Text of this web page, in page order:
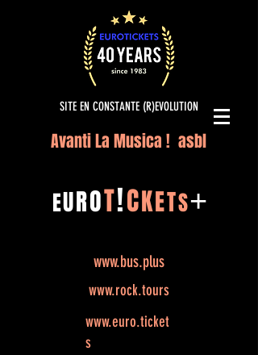
SITE EN CONSTANTE (R)EVOLUTION
Avanti La Musica ! asbl
EUROT!CKETS+
www.bus.plus
www.rock.tours
www.euro.ticket
s